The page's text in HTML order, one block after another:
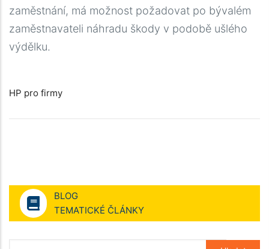
zaměstnání, má možnost požadovat po bývalém
zaměstnavateli náhradu škody v podobě ušlého
výdělku.
HP pro firmy
BLOG
TEMATICKÉ ČLÁNKY